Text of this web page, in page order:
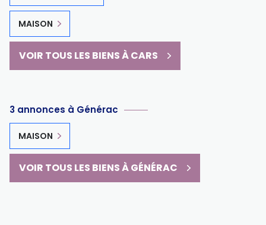
MAISON
VOIR TOUS LES BIENS À CARS
3 annonces à Générac
MAISON
VOIR TOUS LES BIENS À GÉNÉRAC